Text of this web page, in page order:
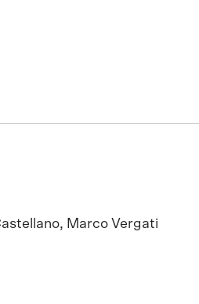
Marco Vergati